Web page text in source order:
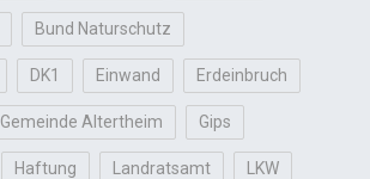
Bund Naturschutz
DK1 Einwand Erdeinbruch
Gemeinde Altertheim Gips
Haftung Landratsamt LKW